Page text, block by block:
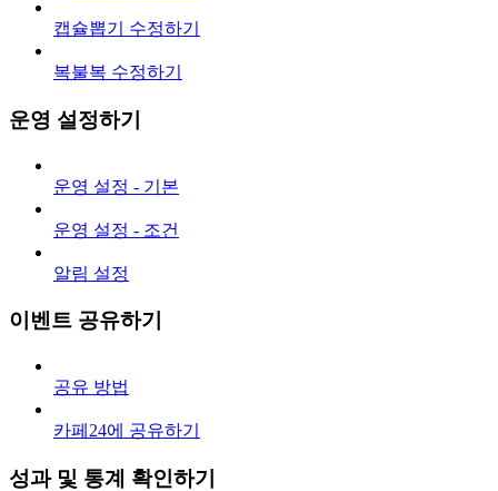
캡슐뽑기 수정하기
복불복 수정하기
운영 설정하기
운영 설정 - 기본
운영 설정 - 조건
알림 설정
이벤트 공유하기
공유 방법
카페24에 공유하기
성과 및 통계 확인하기